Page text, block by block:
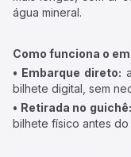
água mineral.
Como funciona o
• Embarque direto:
bilhete digital, sem
• Retirada no guichê:
bilhete físico antes do